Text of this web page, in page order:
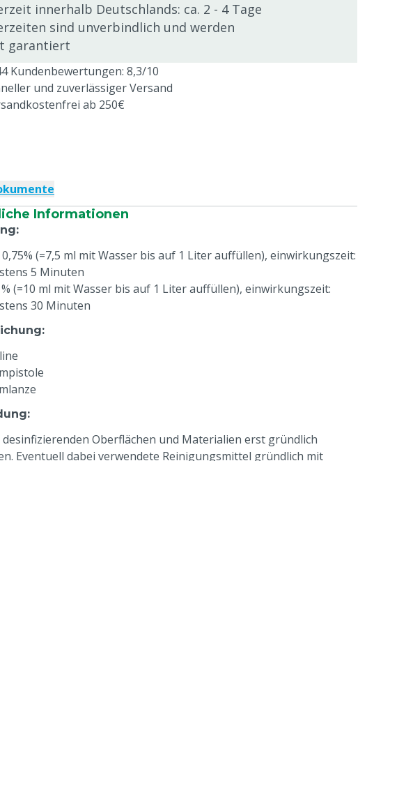
innerhalb Deutschlands: ca. 2 - 4 Tage
sind unverbindlich und werden
garantiert
Kundenbewertungen: 8,3/10
und zuverlässiger Versand
ab 250€
Informationen
:
0,75% (=7,5 ml mit Wasser bis auf 1 Liter auffüllen), einwirkungszeit:
5 Minuten
(=10 ml mit Wasser bis auf 1 Liter auffüllen), einwirkungszeit:
30 Minuten
:
:
desinfizierenden Oberflächen und Materialien erst gründlich
Eventuell dabei verwendete Reinigungsmittel gründlich mit
von Oberflächen in Ställen und den dazugehörigen Räumen: